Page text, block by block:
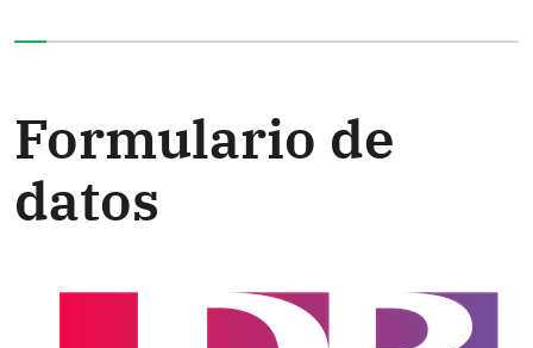
Formulario de
datos